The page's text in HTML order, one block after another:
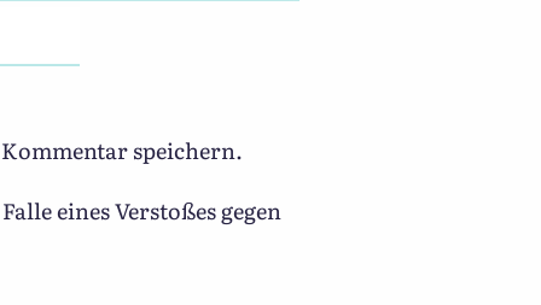
speichern.
eines Verstoßes gegen